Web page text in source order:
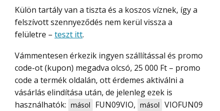
Külön tartály van a tiszta és a koszos víznek, így a
felszívott szennyeződés nem kerül vissza a
felületre – teszt itt.
Vámmentesen érkezik ingyen szállítással és promo
code-ot (kupon) megadva olcsó, 25 000 Ft – promo
code a termék oldalán, ott érdemes aktiválni a
vásárlás elindítása után, de jelenleg ezek is
használhatók: másol FUN09VIO, másol VIOFUN09